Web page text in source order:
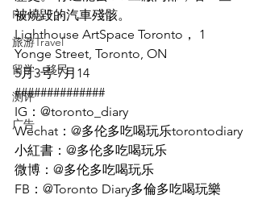
Family Fun
旅游Travel
留学、移民
测评
广告
被燒毀的汽車殘骸。
Lighthouse ArtSpace Toronto， 1
Yonge Street, Toronto, ON
5月3号-7月14
##############
IG：@toronto_diary
Wechat：@多伦多吃喝玩乐torontodiary
小紅書：@多伦多吃喝玩乐
微博：@多伦多吃喝玩乐
FB：@Toronto Diary多倫多吃喝玩樂